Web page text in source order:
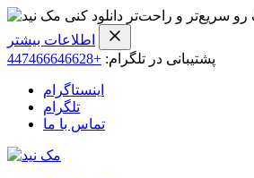
سریع‌تر و راحت‌تر دانلود کنی
اطلاعات بیشتر
پشتیبانی در تلگرام: +447466646628
اینستاگرام
تلگرام
تماس با ما